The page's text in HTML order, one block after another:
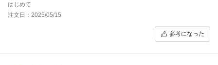
はじめて
注文日：2025/05/15
参考になった